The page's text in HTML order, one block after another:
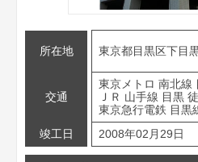
所在地 東京都目黒区下目
交通
東京メトロ 南北線
ＪＲ 山手線 目黒
東京急行電鉄 目黒
竣工日
2008年02月29日